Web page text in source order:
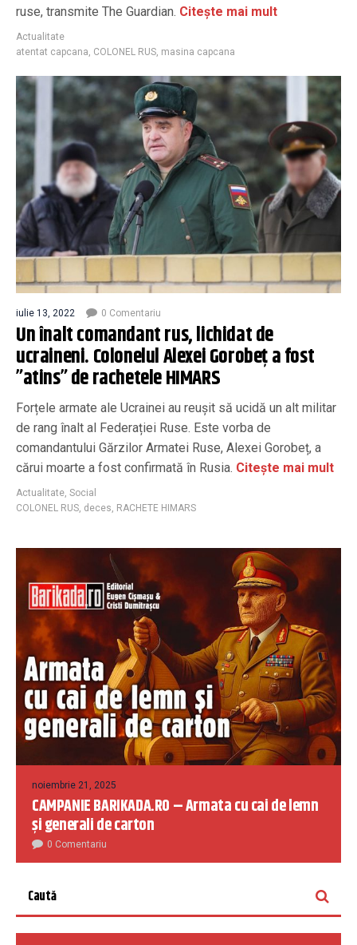
ruse, transmite The Guardian. Citește mai mult
Actualitate
atentat capcana, COLONEL RUS, masina capcana
iulie 13, 2022 0 Comentariu
Un înalt comandant rus, lichidat de
ucraineni. Colonelul Alexei Gorobeț a fost
”atins” de rachetele HIMARS
Forțele armate ale Ucrainei au reușit să ucidă un alt militar
de rang înalt al Federației Ruse. Este vorba de
comandantului Gărzilor Armatei Ruse, Alexei Gorobeț, a
cărui moarte a fost confirmată în Rusia. Citește mai mult
Actualitate, Social
COLONEL RUS, deces, RACHETE HIMARS
noiembrie 21, 2025
CAMPANIE BARIKADA.RO – Armata cu cai de lemn
și generali de carton
0 Comentariu